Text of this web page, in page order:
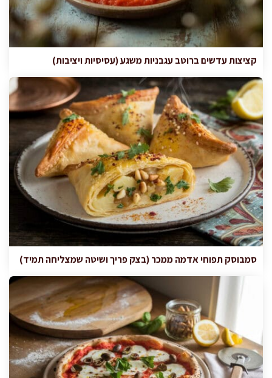
קציצות עדשים ברוטב עגבניות משגע (עסיסיות ויציבות)
סמבוסק תפוחי אדמה ממכר (בצק פריך ושיטה שמצליחה תמיד)